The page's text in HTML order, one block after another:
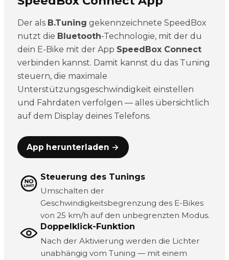
Der als B.Tuning gekennzeichnete SpeedBox
nutzt die Bluetooth-Technologie, mit der du
dein E-Bike mit der App SpeedBox Connect
verbinden kannst. Damit kannst du das Tuning
steuern, die maximale
Unterstützungsgeschwindigkeit einstellen
und Fahrdaten verfolgen — alles übersichtlich
auf dem Display deines Telefons.
App herunterladen →
Steuerung des Tunings
Umschalten der
Geschwindigkeitsbegrenzung des E-Bikes
von 25 km/h auf den unbegrenzten Modus.
Doppelklick-Funktion
Nach der Aktivierung werden die Lichter
unabhängig vom Tuning — mit einem